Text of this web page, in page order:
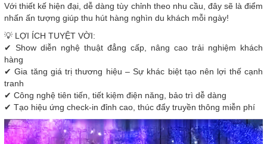
Với thiết kế hiện đại, dễ dàng tùy chỉnh theo nhu cầu, đây sẽ là điểm
nhấn ấn tượng giúp thu hút hàng nghìn du khách mỗi ngày!
💡 LỢI ÍCH TUYỆT VỜI:
✔ Show diễn nghệ thuật đẳng cấp, nâng cao trải nghiệm khách
hàng
✔ Gia tăng giá trị thương hiệu – Sự khác biệt tạo nên lợi thế cạnh
tranh
✔ Công nghệ tiên tiến, tiết kiệm điện năng, bảo trì dễ dàng
✔ Tạo hiệu ứng check-in đỉnh cao, thúc đẩy truyền thông miễn phí